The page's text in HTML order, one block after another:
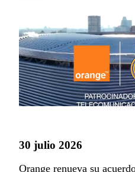
30 julio 2026
Orange renueva su